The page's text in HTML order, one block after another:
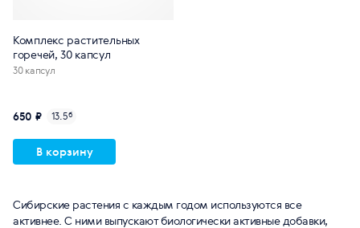
Комплекс растительных
горечей, 30 капсул
30 капсул
650 ₽ 13.5б
В корзину
Сибирские растения с каждым годом используются все
активнее. С ними выпускают биологически активные добавки,